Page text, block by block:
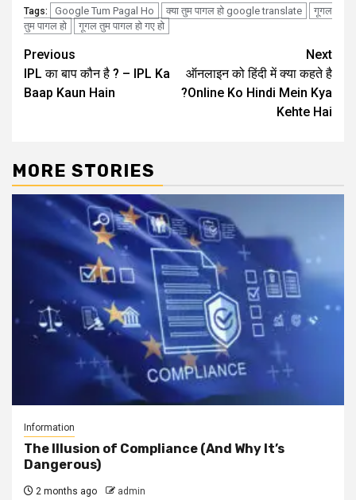
Tags: Google Tum Pagal Ho क्या तुम पागल हो google translate
गूगल
तुम पागल हो
गूगल तुम पागल हो गए हो
Post
navigation
Previous
IPL का बाप कौन है ? – IPL Ka
Baap Kaun Hain
Next
ऑनलाइन को हिंदी में क्या कहते है
?Online Ko Hindi Mein Kya
Kehte Hai
MORE STORIES
Information
The Illusion of Compliance (And Why It’s
Dangerous)
2 months ago admin